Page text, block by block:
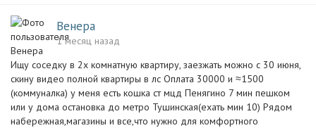
Венера
1 месяц назад
Ищу соседку в 2х комнатную квартиру, заезжать можно с 30 июня,
скину видео полной квартиры в лс Оплата 30000 и ≈1500
(коммуналка) у меня есть кошка ст мцд Пенягино 7 мин пешком
или у дома остановка до метро Тушинская(ехать мин 10) Рядом
набережная,магазины и все,что нужно для комфортного